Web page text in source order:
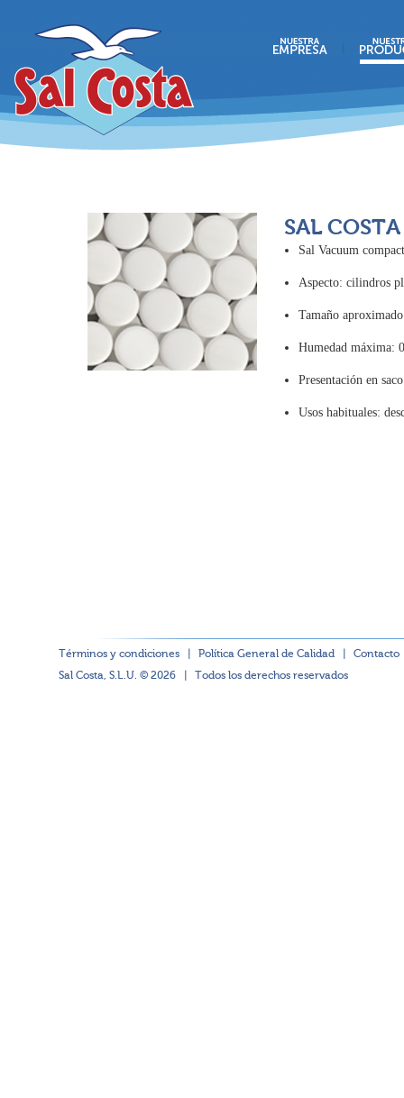
SAL
Sal Vacuum
Aspecto: cilindros
Tamaño
Humedad máxima:
Presentación en
Usos habituales:
Términos y condiciones Política General de Calidad
Contacto
Sal Costa, S.L.U. © 2026
Todos los derechos reservados